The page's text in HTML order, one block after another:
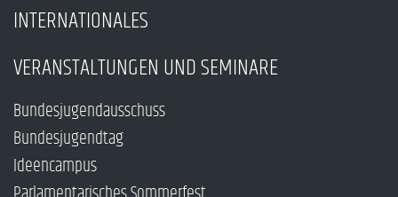
INTERNATIONALES
VERANSTALTUNGEN UND SEMINARE
Bundesjugendausschuss
Bundesjugendtag
Ideencampus